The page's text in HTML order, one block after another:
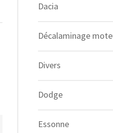
Dacia
Décalaminage
Divers
Dodge
Essonne